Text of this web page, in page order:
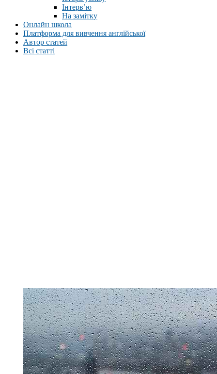
Інтерв’ю
На замітку
Онлайн школа
Платформа для вивчення англійської
Автор статей
Всі статті